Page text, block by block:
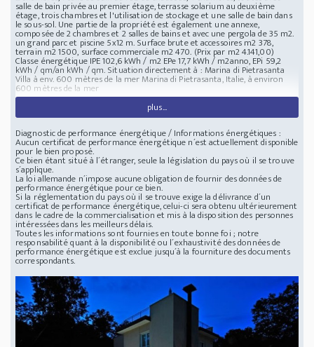
salle de bain privée au premier étage, terrasse solarium au deuxième
étage, trois chambres et l'utilisation de stockage et une salle de bain dans
le sous-sol. Une partie de la propriété est également une annexe,
composée de 2 chambres et 2 salles de bains et avec une pergola de 35 m2.
un grand parc et piscine 5x12 m. Surface brute et accessoires m2 378,
terrain m2 1500, surface commerciale m2 470. (Prix par m2 4.141,00)
Classe énergétique IPE 102,6 kWh / m2 EPe 17,7 kWh / m2anno, EPi 59,2
kWh / qm/an kWh / qm. Situation directement à : Marina di Pietrasanta
Villa à env. 600 mètres de la mer
plus...
Marina di Pietrasanta, Italie, à environ
600 mètres de la mer
Diagnostic de performance énergétique / Informations énergétiques :
Aucun certificat de performance énergétique n´est actuellement disponible
pour le bien proposé.
Ce bien étant situé à l´étranger, seule la législation du pays où il se trouve
s´applique.
La loi allemande n´impose aucune obligation de fournir des données de
performance énergétique pour ce bien.
Si la réglementation du pays où il se trouve exige la délivrance d´un
certificat de performance énergétique, celui-ci sera obtenu ultérieurement
dans le cadre de la commercialisation et mis à la disposition des personnes
intéressées dans les meilleurs délais.
Toutes les informations sont fournies en toute bonne foi ; notre
responsabilité quant à la disponibilité ou l´exhaustivité des données de
performance énergétique est exclue jusqu´à la fourniture des documents
correspondants.